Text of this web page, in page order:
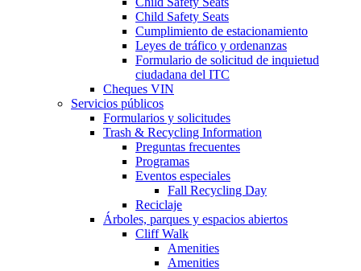
Child Safety Seats
Cumplimiento de estacionamiento
Leyes de tráfico y ordenanzas
Formulario de solicitud de inquietud
ciudadana del ITC
Cheques VIN
Servicios públicos
Formularios y solicitudes
Trash & Recycling Information
Preguntas frecuentes
Programas
Eventos especiales
Fall Recycling Day
Reciclaje
Árboles, parques y espacios abiertos
Cliff Walk
Amenities
Amenities